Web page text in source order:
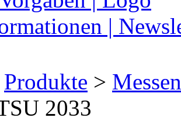
|
Produkte >
2033